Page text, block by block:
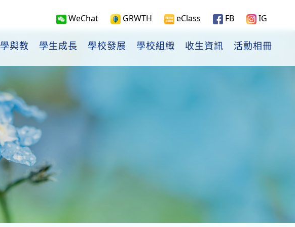
WeChat GRWTH eClass FB IG
學與教 學生成長 學校發展 學校組織 收生資訊 活動相冊